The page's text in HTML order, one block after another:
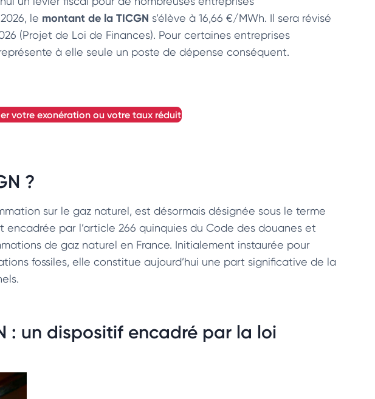
le montant de la TICGN s’élève à 16,66 €/MWh. Il sera révisé
(Projet de Loi de Finances). Pour certaines entreprises
à elle seule un poste de dépense conséquent.
votre exonération ou votre taux réduit
?
sur le gaz naturel, est désormais désignée sous le terme
encadrée par l’article 266 quinquies du Code des douanes et
de gaz naturel en France. Initialement instaurée pour
fossiles, elle constitue aujourd’hui une part significative de la
: un dispositif encadré par la loi